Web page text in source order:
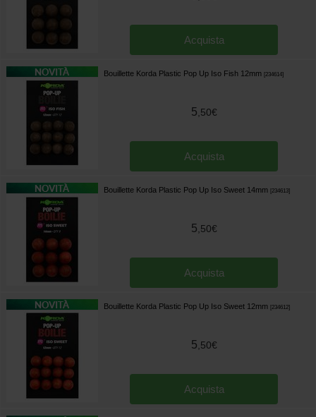
Acquista
Bouillette Korda Plastic Pop Up Iso Fish 12mm 234614]
5 50€
Acquista
Bouillette Korda Plastic Pop Up Iso Sweet 14mm 234613]
5 50€
Acquista
Bouillette Korda Plastic Pop Up Iso Sweet 12mm 234612]
5 50€
Acquista